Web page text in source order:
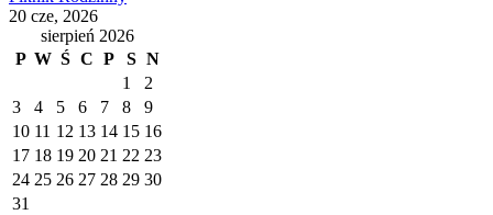
20 cze, 2026
sierpień 2026
P W Ś C P S N
1
2
3
4 5 6 7 8
9
10 11 12 13 14 15 16
17 18 19 20 21 22 23
24 25 26 27 28 29 30
31